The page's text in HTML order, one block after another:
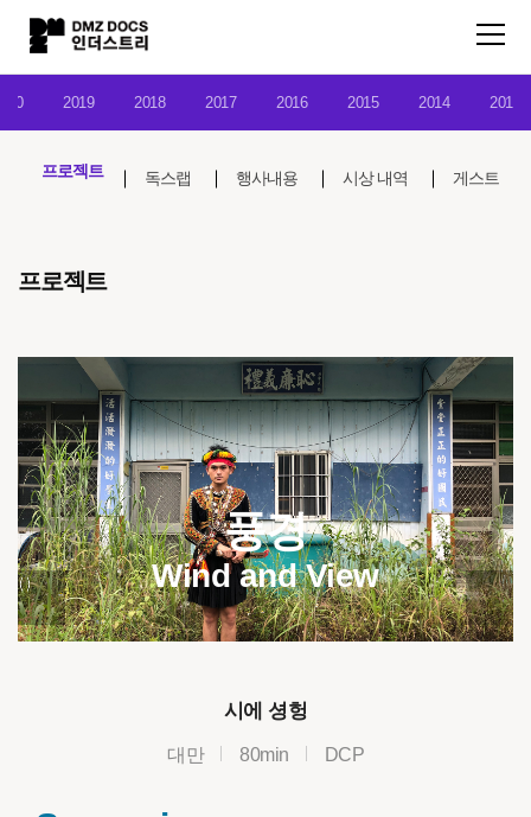
2019 2018 2017 2016 2015 2014 2013
프로젝트 독스랩 행사내용 시상 내역 게스트
프로젝트
풍경
Wind and View
시에 셩헝
대만 80min DCP